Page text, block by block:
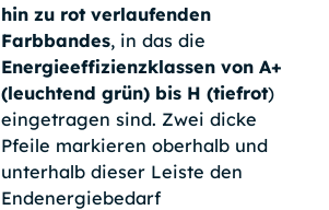
hin zu rot verlaufenden
Farbbandes, in das die
Energieeffizienzklassen von A+
(leuchtend grün) bis H (tiefrot)
eingetragen sind. Zwei dicke
Pfeile markieren oberhalb und
unterhalb dieser Leiste den
Endenergiebedarf